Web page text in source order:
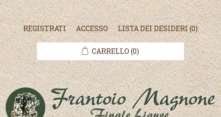
REGISTRATI ACCESSO LISTA DEI DESIDERI(0)
CARRELLO (0)